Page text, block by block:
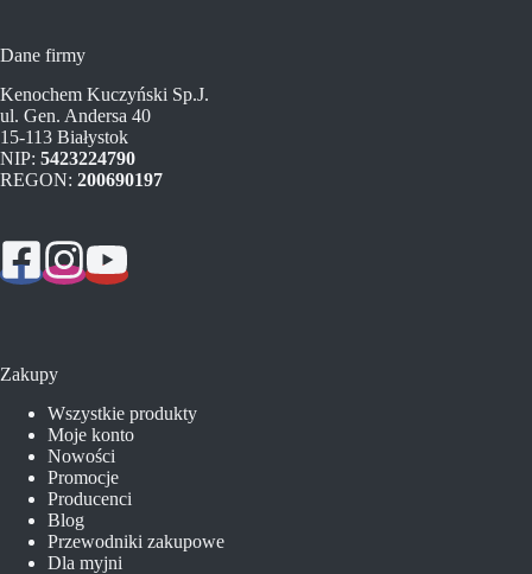
Dane firmy
Kenochem Kuczyński Sp.J.
ul. Gen. Andersa 40
15-113 Białystok
NIP: 5423224790
REGON: 200690197
Zakupy
Wszystkie produkty
Moje konto
Nowości
Promocje
Producenci
Blog
Przewodniki zakupowe
Dla myjni